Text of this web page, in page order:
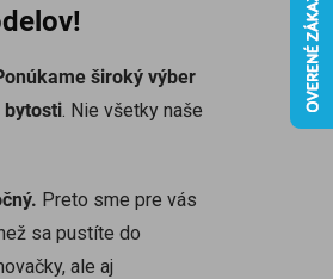
široký výber
bytosti. Nie všetky naše
Preto sme pre vás
sa pustíte do
ale aj